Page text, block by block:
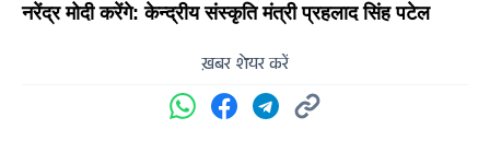
नरेंद्र मोदी करेंगे: केन्द्रीय संस्कृति मंत्री प्रहलाद सिंह पटेल
ख़बर शेयर करें